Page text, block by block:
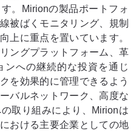
。Mirionの製品ポートフォ
被ばくモニタリング、規制
上に重点を置いています。
ングプラットフォーム、革
ンへの継続的な投資を通じ
を効果的に管理できるよう
バルネットワーク、高度な
取り組みにより、Mirionは
おける主要企業としての地